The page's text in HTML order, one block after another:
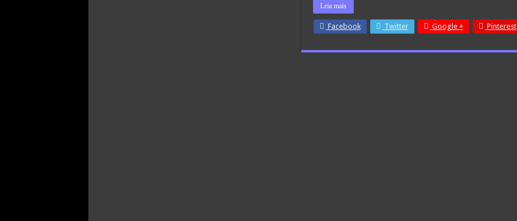
Leia mais
Facebook Twitter Google + Pinterest